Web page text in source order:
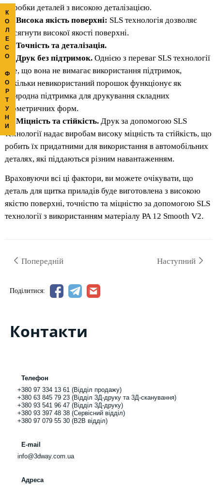
обробки деталей з високою деталізацією.
Висока якість поверхні: SLS технологія дозволяє
досягнути високої якості поверхні.
Точність та деталізація.
Друк без підтримок. Однією з переваг SLS технології
є те, що вона не вимагає використання підтримок,
оскільки невикористаний порошок функціонує як
природна підтримка для друкування складних
геометричних форм.
Міцність та стійкість.Друк за допомогою SLS
технології надає виробам високу міцність та стійкість, що
робить їх придатними для використання в автомобільних
деталях, які піддаються різним навантаженням.
Враховуючи всі ці фактори, ви можете очікувати, що
деталь для щитка приладів буде виготовлена з високою
якістю поверхні, точністю та міцністю за допомогою SLS
технології з використанням матеріалу PA 12 Smooth V2.
Попередній Наступний
Поділитися:
Контакти
Телефон
+380 97 334 13 61 (Відділ продажу)
+380 63 845 79 23 (Відділ 3Д-друку та 3Д-сканування)
+380 93 541 96 47 (Відділ 3Д-друку)
+380 93 397 48 38 (Сервісний відділ)
+380 97 079 55 30 (B2B відділ)
E-mail
info@3dway.com.ua
Адреса
К
О
Л
Е
С
О
Ф
О
Р
Т
У
Н
И